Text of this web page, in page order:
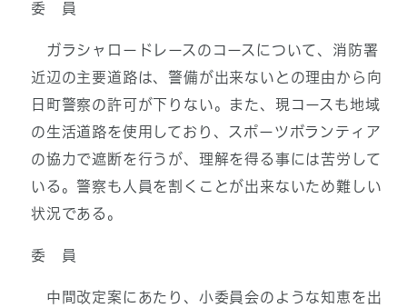
委 員
ガラシャロードレースのコースについて、消防署
近辺の主要道路は、警備が出来ないとの理由から向
日町警察の許可が下りない。また、現コースも地域
の生活道路を使用しており、スポーツボランティア
の協力で遮断を行うが、理解を得る事には苦労して
いる。警察も人員を割くことが出来ないため難しい
状況である。
委 員
中間改定案にあたり、小委員会のような知恵を出